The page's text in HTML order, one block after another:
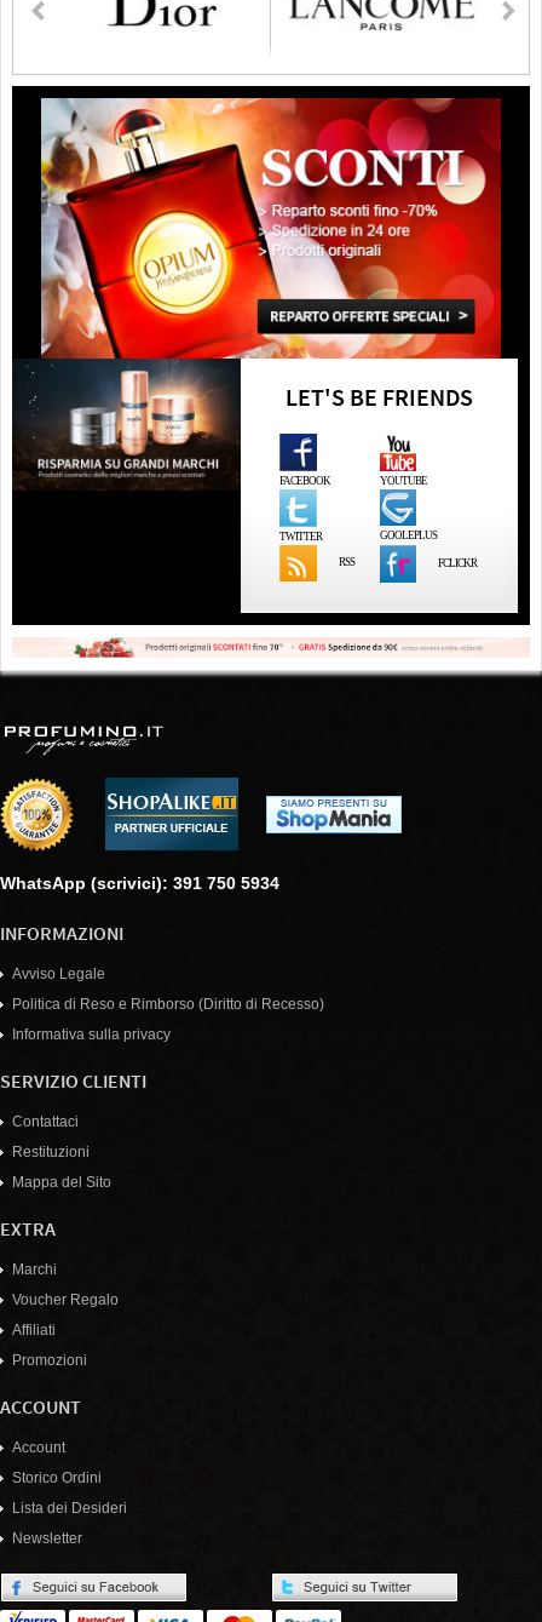
LET'S BE FRIENDS
FACEBOOK YOUTUBE
TWITTER GOOLEPLUS
RSS FCLICKR
WhatsApp (scrivici): 391 750 5934
INFORMAZIONI
Avviso Legale
Politica di Reso e Rimborso (Diritto di Recesso)
Informativa sulla privacy
SERVIZIO CLIENTI
Contattaci
Restituzioni
Mappa del Sito
EXTRA
Marchi
Voucher Regalo
Affiliati
Promozioni
ACCOUNT
Account
Storico Ordini
Lista dei Desideri
Newsletter